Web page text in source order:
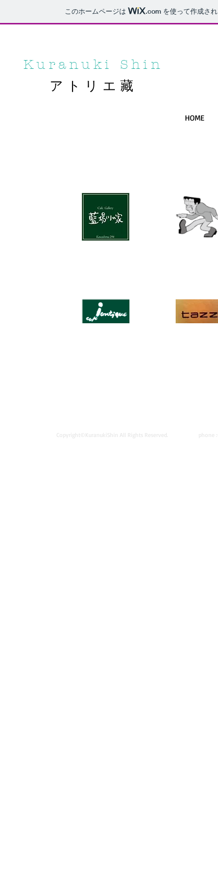
このホームページは .com を使って作成さ
Kuranuki Shin
アトリエ藏
HOME
Copyright©KuranukiShin All Rights Reserved. phone